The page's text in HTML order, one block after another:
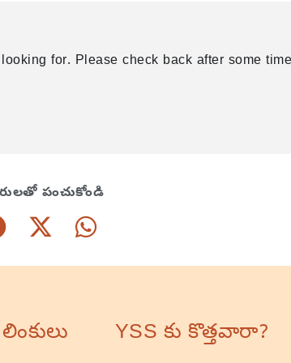
for. Please check back after some
పంచుకోండి
YSS కు కొత్తవారా?